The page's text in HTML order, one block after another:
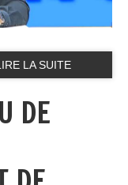
LA SUITE
DE